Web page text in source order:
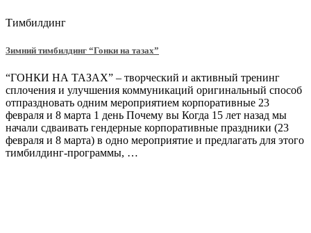
Тимбилдинг
Зимний тимбилдинг “Гонки на тазах”
“ГОНКИ НА ТАЗАХ” – творческий и активный тренинг
сплочения и улучшения коммуникаций оригинальный способ
отпраздновать одним мероприятием корпоративные 23
февраля и 8 марта 1 день Почему вы Когда 15 лет назад мы
начали сдваивать гендерные корпоративные праздники (23
февраля и 8 марта) в одно мероприятие и предлагать для этого
тимбилдинг-программы, …